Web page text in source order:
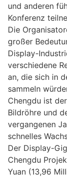
und anderen
Konferenz
Die
großer
Display-
verschiedene
an, die sich in
sammeln
Chengdu ist
Bildröhre und
vergangenen
schnelles
Der Display-
Chengdu
Yuan (13,96